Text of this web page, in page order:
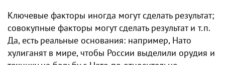
Ключевые факторы иногда могут сделать результат;
совокупные факторы могут сделать результат и т.п.
Да, есть реальные основания: например, Нато
хулиганят в мире, чтобы России выделили орудия и